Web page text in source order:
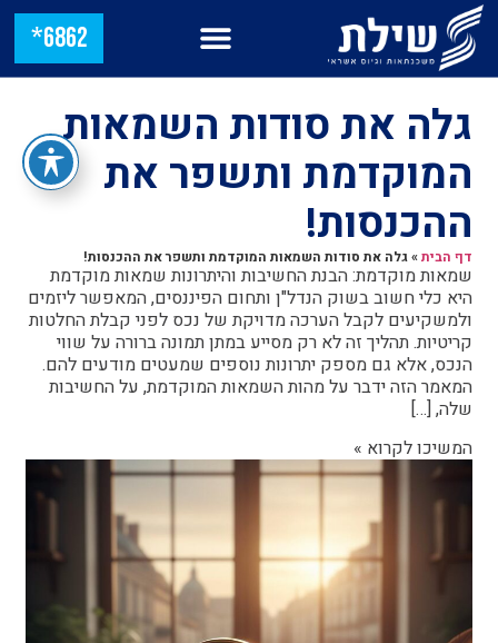
6862*
גלה את סודות השמאות
המוקדמת ותשפר את
ההכנסות!
דף הבית»גלה את סודות השמאות המוקדמת ותשפר את ההכנסות!
שמאות מוקדמת: הבנת החשיבות והיתרונות שמאות מוקדמת
היא כלי חשוב בשוק הנדל"ן ותחום הפיננסים, המאפשר ליזמים
ולמשקיעים לקבל הערכה מדויקת של נכס לפני קבלת החלטות
קריטיות. תהליך זה לא רק מסייע במתן תמונה ברורה על שווי
הנכס, אלא גם מספק יתרונות נוספים שמעטים מודעים להם.
המאמר הזה ידבר על מהות השמאות המוקדמת, על החשיבות
שלה, […]
המשיכו לקרוא »